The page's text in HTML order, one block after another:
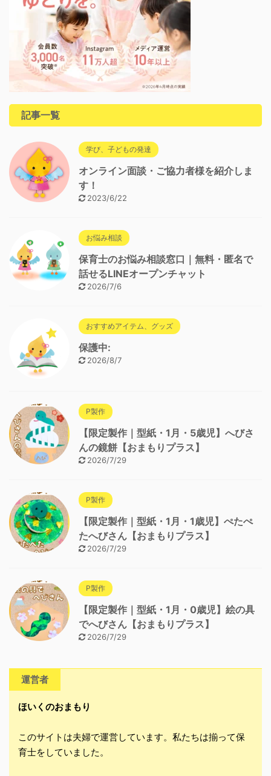
記事一覧
学び、子どもの発達
オンライン面談・ご協力者様を紹介しま
す！
2023/6/22
お悩み相談
保育士のお悩み相談窓口｜無料・匿名で
話せるLINEオープンチャット
2026/7/6
おすすめアイテム、グッズ
保護中:
2026/8/7
P製作
【限定製作｜型紙・1月・5歳児】へびさ
んの鏡餅【おまもりプラス】
2026/7/29
P製作
【限定製作｜型紙・1月・1歳児】ぺたぺ
たへびさん【おまもりプラス】
2026/7/29
P製作
【限定製作｜型紙・1月・0歳児】絵の具
でへびさん【おまもりプラス】
2026/7/29
運営者
ほいくのおまもり
このサイトは夫婦で運営しています。私たちは揃って保
育士をしていました。